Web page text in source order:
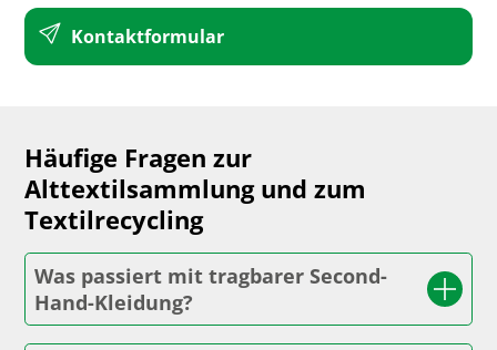
Kontaktformular
Häufige Fragen zur
Alttextilsammlung und zum
Textilrecycling
Was passiert mit tragbarer Second-
Hand-Kleidung?